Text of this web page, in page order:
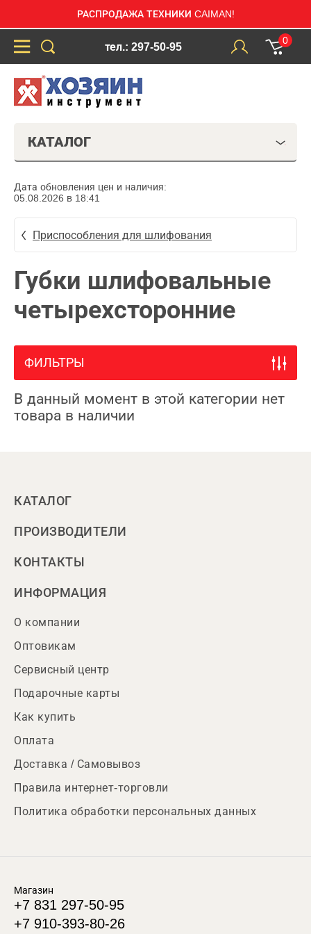
РАСПРОДАЖА ТЕХНИКИ CAIMAN!
тел.: 297-50-95
0
КАТАЛОГ
Дата обновления цен и наличия:
05.08.2026 в 18:41
Приспособления для шлифования
Губки шлифовальные
четырехсторонние
ФИЛЬТРЫ
В данный момент в этой категории нет
товара в наличии
КАТАЛОГ
ПРОИЗВОДИТЕЛИ
КОНТАКТЫ
ИНФОРМАЦИЯ
О компании
Оптовикам
Сервисный центр
Подарочные карты
Как купить
Оплата
Доставка / Самовывоз
Правила интернет-торговли
Политика обработки персональных данных
Магазин
+7 831 297-50-95
+7 910-393-80-26